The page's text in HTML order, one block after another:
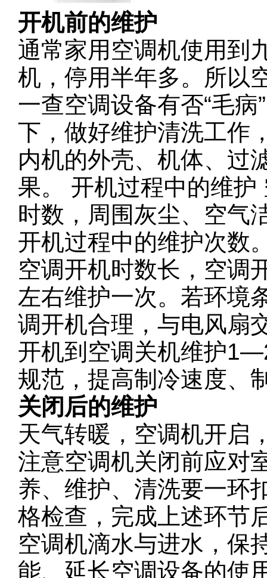
开机前的维护
通常家用空调机使用到
机，停用半年多。所以
一查空调设备有否“毛
下，做好维护清洗工作
内机的外壳、机体、过
果。 开机过程中的维
时数，周围灰尘、空气
开机过程中的维护次数
空调开机时数长，空调
左右维护一次。若环境
调开机合理，与电风扇
开机到空调关机维护
规范，提高制冷速度、
关闭后的维护
天气转暖，空调机开启
注意空调机关闭前应对
养、维护、清洗要一环
格检查，完成上述环节
空调机滴水与进水，保
能、延长空调设备的使